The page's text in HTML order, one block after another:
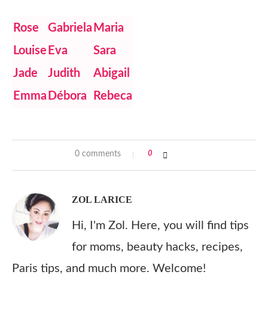
Rose Gabriela Maria
Louise Eva
Sara
Jade
Judith
Abigail
Emma Débora Rebeca
0 comments 0
ZOL LARICE
Hi, I'm Zol. Here, you will find tips
for moms, beauty hacks, recipes,
Paris tips, and much more. Welcome!